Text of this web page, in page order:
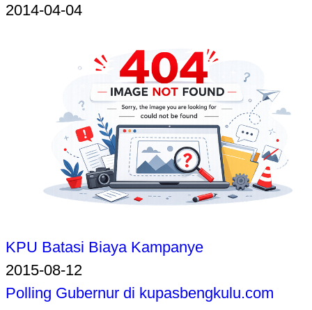
2014-04-04
KPU Batasi Biaya Kampanye
2015-08-12
Polling Gubernur di kupasbengkulu.com